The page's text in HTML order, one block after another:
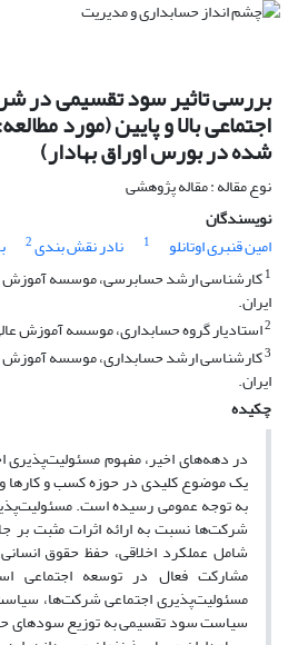
بررسی تاثیر سود تقسیمی در
اجتماعی بالا و پایین (مورد
شده در بورس اوراق بهادار)
نوع مقاله : مقاله پژوهشی
نویسندگان
امین قنبری اوتانلو
1 نادر نقش بندی2
1کارشناسی ارشد حسابرسی، موسسه آموزش
ایران.
2استادیار گروه حسابداری، موسسه آموزش
3کارشناسی ارشد حسابداری، موسسه آموزش
ایران.
چکیده
در دهه‌های اخیر، مفهوم
یک موضوع کلیدی در حوزه کسب و کارها
به توجه عمومی رسیده است.
شرکت‌ها نسبت به ارائه اثرات مثبت
شامل عملکرد اخلاقی، حفظ حقوق
مشارکت فعال در توسعه اجتماعی
مسئولیت‌پذیری اجتماعی شرکت‌ها،
سیاست سود تقسیمی به توزیع سودهای